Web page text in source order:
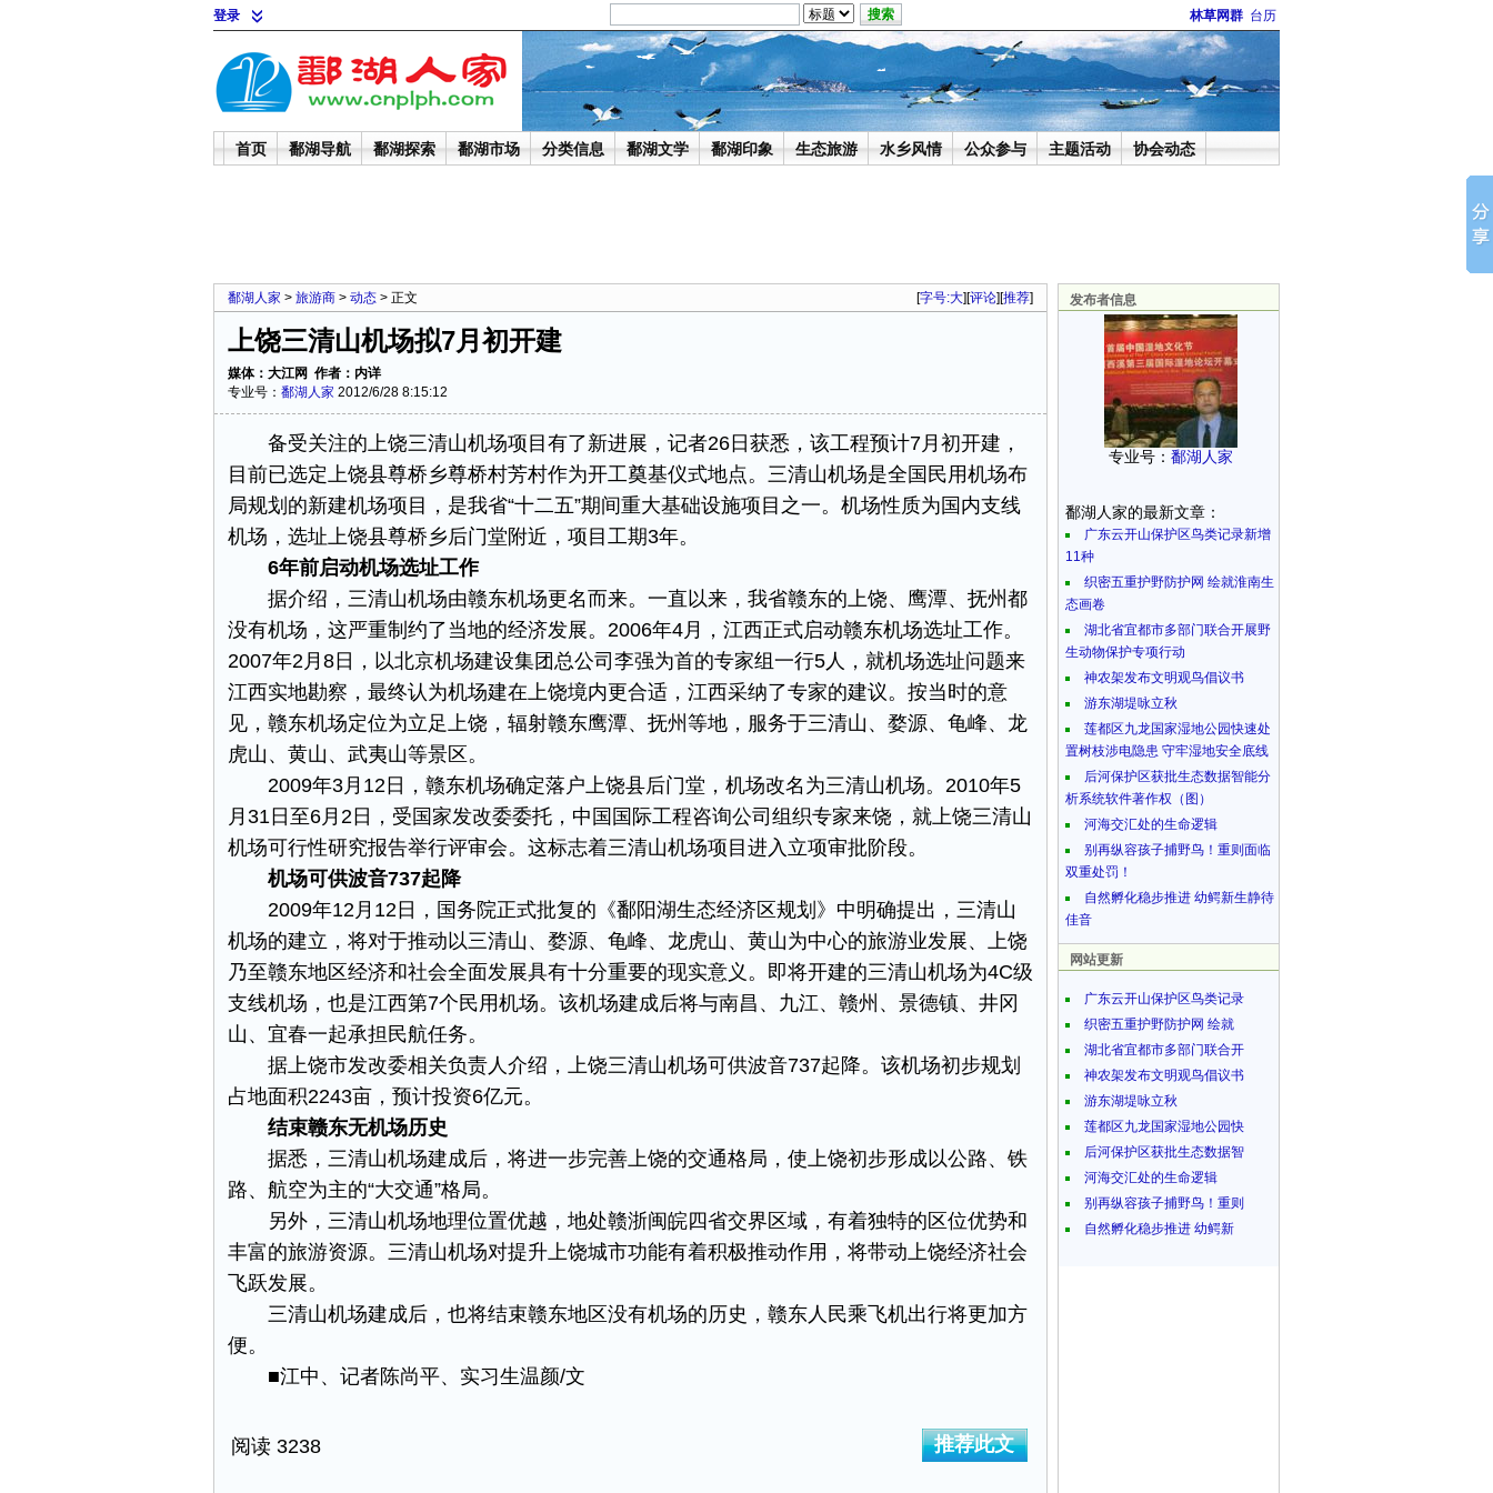
登录 林草网群 台历
首页 鄱湖导航 鄱湖探索 鄱湖市场 分类信息 鄱湖文学 鄱湖印象 生态旅游 水乡风情 公众参与 主题活动 协会动态
鄱湖人家 > 旅游商 > 动态 > 正文 [字号:大][评论][推荐]
上饶三清山机场拟7月初开建
媒体：大江网 作者：内详
专业号： 鄱湖人家 2012/6/28 8:15:12
备受关注的上饶三清山机场项目有了新进展，记者26日获悉，该工程预计7月初开建，
目前已选定上饶县尊桥乡尊桥村芳村作为开工奠基仪式地点。三清山机场是全国民用机场布
局规划的新建机场项目，是我省“十二五”期间重大基础设施项目之一。机场性质为国内支线
机场，选址上饶县尊桥乡后门堂附近，项目工期3年。
6年前启动机场选址工作
据介绍，三清山机场由赣东机场更名而来。一直以来，我省赣东的上饶、鹰潭、抚州都
没有机场，这严重制约了当地的经济发展。2006年4月，江西正式启动赣东机场选址工作。
2007年2月8日，以北京机场建设集团总公司李强为首的专家组一行5人，就机场选址问题来
江西实地勘察，最终认为机场建在上饶境内更合适，江西采纳了专家的建议。按当时的意
见，赣东机场定位为立足上饶，辐射赣东鹰潭、抚州等地，服务于三清山、婺源、龟峰、龙
虎山、黄山、武夷山等景区。
2009年3月12日，赣东机场确定落户上饶县后门堂，机场改名为三清山机场。2010年5
月31日至6月2日，受国家发改委委托，中国国际工程咨询公司组织专家来饶，就上饶三清山
机场可行性研究报告举行评审会。这标志着三清山机场项目进入立项审批阶段。
机场可供波音737起降
2009年12月12日，国务院正式批复的《鄱阳湖生态经济区规划》中明确提出，三清山
机场的建立，将对于推动以三清山、婺源、龟峰、龙虎山、黄山为中心的旅游业发展、上饶
乃至赣东地区经济和社会全面发展具有十分重要的现实意义。即将开建的三清山机场为4C级
支线机场，也是江西第7个民用机场。该机场建成后将与南昌、九江、赣州、景德镇、井冈
山、宜春一起承担民航任务。
据上饶市发改委相关负责人介绍，上饶三清山机场可供波音737起降。该机场初步规划
占地面积2243亩，预计投资6亿元。
结束赣东无机场历史
据悉，三清山机场建成后，将进一步完善上饶的交通格局，使上饶初步形成以公路、铁
路、航空为主的“大交通”格局。
另外，三清山机场地理位置优越，地处赣浙闽皖四省交界区域，有着独特的区位优势和
丰富的旅游资源。三清山机场对提升上饶城市功能有着积极推动作用，将带动上饶经济社会
飞跃发展。
三清山机场建成后，也将结束赣东地区没有机场的历史，赣东人民乘飞机出行将更加方
便。
■江中、记者陈尚平、实习生温颜/文
推荐此文
阅读 3238
发布者信息
专业号： 鄱湖人家
鄱湖人家的最新文章：
广东云开山保护区鸟类记录新增
11种
织密五重护野防护网 绘就淮南生
态画卷
湖北省宜都市多部门联合开展野
生动物保护专项行动
神农架发布文明观鸟倡议书
游东湖堤咏立秋
莲都区九龙国家湿地公园快速处
置树枝涉电隐患 守牢湿地安全底线
后河保护区获批生态数据智能分
析系统软件著作权（图）
河海交汇处的生命逻辑
别再纵容孩子捕野鸟！重则面临
双重处罚！
自然孵化稳步推进 幼鳄新生静待
佳音
网站更新
广东云开山保护区鸟类记录
织密五重护野防护网 绘就
湖北省宜都市多部门联合开
神农架发布文明观鸟倡议书
游东湖堤咏立秋
莲都区九龙国家湿地公园快
后河保护区获批生态数据智
河海交汇处的生命逻辑
别再纵容孩子捕野鸟！重则
自然孵化稳步推进 幼鳄新